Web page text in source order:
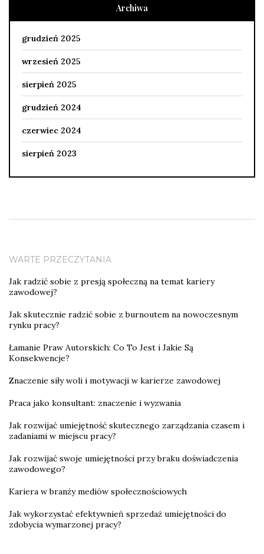
Archiwa
grudzień 2025
wrzesień 2025
sierpień 2025
grudzień 2024
czerwiec 2024
sierpień 2023
WARTE PRZECZYTANIA
Jak radzić sobie z presją społeczną na temat kariery
zawodowej?
Jak skutecznie radzić sobie z burnoutem na nowoczesnym
rynku pracy?
Łamanie Praw Autorskich: Co To Jest i Jakie Są
Konsekwencje?
Znaczenie siły woli i motywacji w karierze zawodowej
Praca jako konsultant: znaczenie i wyzwania
Jak rozwijać umiejętność skutecznego zarządzania czasem i
zadaniami w miejscu pracy?
Jak rozwijać swoje umiejętności przy braku doświadczenia
zawodowego?
Kariera w branży mediów społecznościowych
Jak wykorzystać efektywnień sprzedaż umiejętności do
zdobycia wymarzonej pracy?